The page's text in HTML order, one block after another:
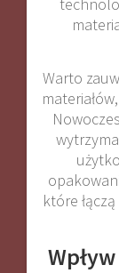
Warto
które